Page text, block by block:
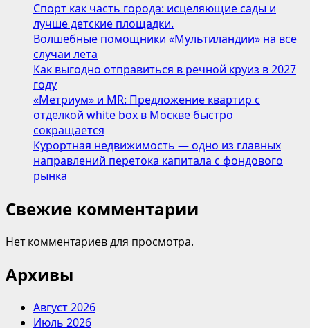
Спорт как часть города: исцеляющие сады и
лучше детские площадки.
Волшебные помощники «Мультиландии» на все
случаи лета
Как выгодно отправиться в речной круиз в 2027
году
«Метриум» и MR: Предложение квартир с
отделкой white box в Москве быстро
сокращается
Курортная недвижимость — одно из главных
направлений перетока капитала с фондового
рынка
Свежие комментарии
Нет комментариев для просмотра.
Архивы
Август 2026
Июль 2026